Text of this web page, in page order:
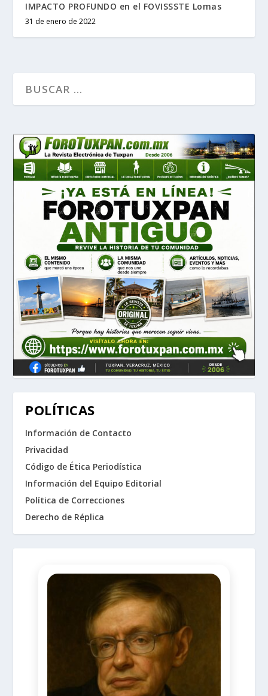
IMPACTO PROFUNDO en el FOVISSSTE Lomas
31 de enero de 2022
POLÍTICAS
Información de Contacto
Privacidad
Código de Ética Periodística
Información del Equipo Editorial
Política de Correcciones
Derecho de Réplica